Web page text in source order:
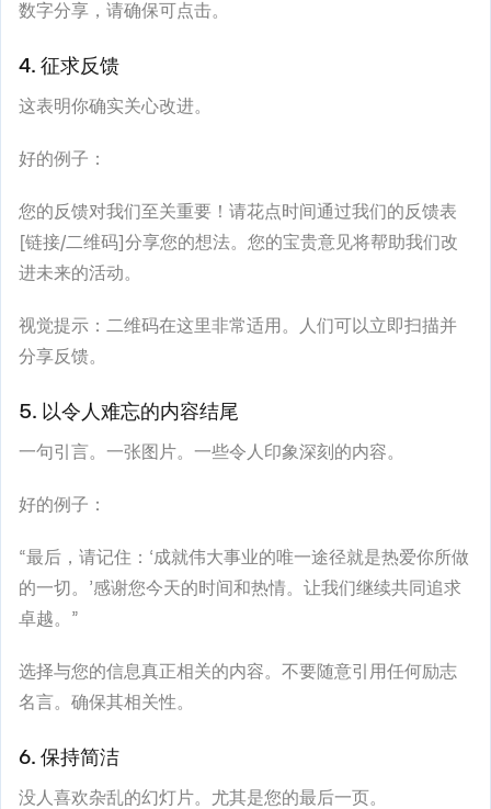
数字分享，请确保可点击。
4. 征求反馈
这表明你确实关心改进。
好的例子：
您的反馈对我们至关重要！请花点时间通过我们的反馈表
[链接/二维码]分享您的想法。您的宝贵意见将帮助我们改
进未来的活动。
视觉提示：二维码在这里非常适用。人们可以立即扫描并
分享反馈。
5. 以令人难忘的内容结尾
一句引言。一张图片。一些令人印象深刻的内容。
好的例子：
“最后，请记住：‘成就伟大事业的唯一途径就是热爱你所做
的一切。’感谢您今天的时间和热情。让我们继续共同追求
卓越。”
选择与您的信息真正相关的内容。不要随意引用任何励志
名言。确保其相关性。
6. 保持简洁
没人喜欢杂乱的幻灯片。尤其是您的最后一页。